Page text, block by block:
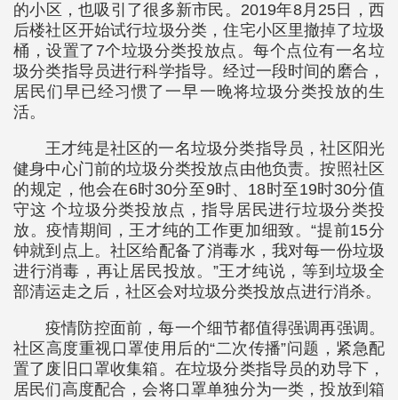
的小区，也吸引了很多新市民。2019年8月25日，西
后楼社区开始试行垃圾分类，住宅小区里撤掉了垃圾
桶，设置了7个垃圾分类投放点。每个点位有一名垃
圾分类指导员进行科学指导。经过一段时间的磨合，
居民们早已经习惯了一早一晚将垃圾分类投放的生
活。
王才纯是社区的一名垃圾分类指导员，社区阳光
健身中心门前的垃圾分类投放点由他负责。按照社区
的规定，他会在6时30分至9时、18时至19时30分值
守这 个垃圾分类投放点，指导居民进行垃圾分类投
放。疫情期间，王才纯的工作更加细致。“提前15分
钟就到点上。社区给配备了消毒水，我对每一份垃圾
进行消毒，再让居民投放。”王才纯说，等到垃圾全
部清运走之后，社区会对垃圾分类投放点进行消杀。
疫情防控面前，每一个细节都值得强调再强调。
社区高度重视口罩使用后的“二次传播”问题，紧急配
置了废旧口罩收集箱。在垃圾分类指导员的劝导下，
居民们高度配合，会将口罩单独分为一类，投放到箱